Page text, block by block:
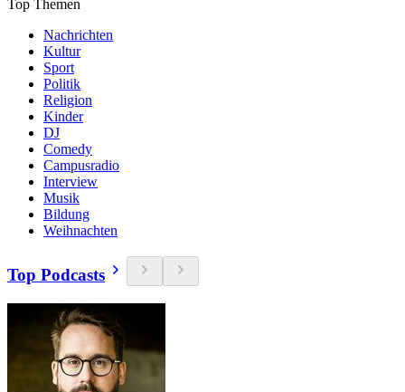
Top Themen
Nachrichten
Kultur
Sport
Politik
Religion
Kinder
DJ
Comedy
Campusradio
Interview
Musik
Bildung
Weihnachten
Top Podcasts